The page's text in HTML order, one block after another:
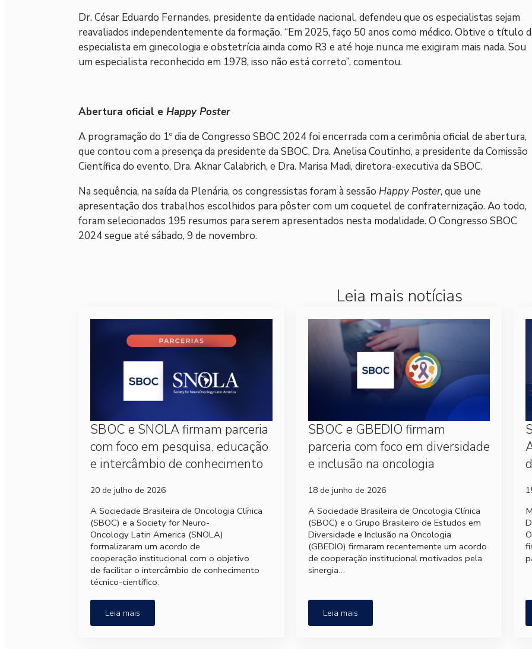
Dr. César Eduardo Fernandes, presidente da entidade nacional, defendeu que os especialistas sejam
reavaliados independentemente da formação. “Em 2025, faço 50 anos como médico. Obtive o título
especialista em ginecologia e obstetrícia ainda como R3 e até hoje nunca me exigiram mais nada. Sou
um especialista reconhecido em 1978, isso não está correto”, comentou.
Abertura oficial e Happy Poster
A programação do 1º dia de Congresso SBOC 2024 foi encerrada com a cerimônia oficial de abertura,
que contou com a presença da presidente da SBOC, Dra. Anelisa Coutinho, a presidente da Comissão
Científica do evento, Dra. Aknar Calabrich, e Dra. Marisa Madi, diretora-executiva da SBOC.
Na sequência, na saída da Plenária, os congressistas foram à sessão Happy Poster, que une
apresentação dos trabalhos escolhidos para pôster com um coquetel de confraternização. Ao todo,
foram selecionados 195 resumos para serem apresentados nesta modalidade. O Congresso SBOC
2024 segue até sábado, 9 de novembro.
Leia mais notícias
SBOC e SNOLA firmam parceria
com foco em pesquisa, educação
e intercâmbio de conhecimento
20 de julho de 2026
A Sociedade Brasileira de Oncologia Clínica
(SBOC) e a Society for Neuro-
Oncology Latin America (SNOLA)
formalizaram um acordo de
cooperação institucional com o objetivo
de facilitar o intercâmbio de conhecimento
técnico-científico.
Leia mais
SBOC e GBEDIO firmam
parceria com foco em diversidade
e inclusão na oncologia
18 de junho de 2026
A Sociedade Brasileira de Oncologia Clínica
(SBOC) e o Grupo Brasileiro de Estudos em
Diversidade e Inclusão na Oncologia
(GBEDIO) firmaram recentemente um acordo
de cooperação institucional motivados pela
sinergia…
Leia mais